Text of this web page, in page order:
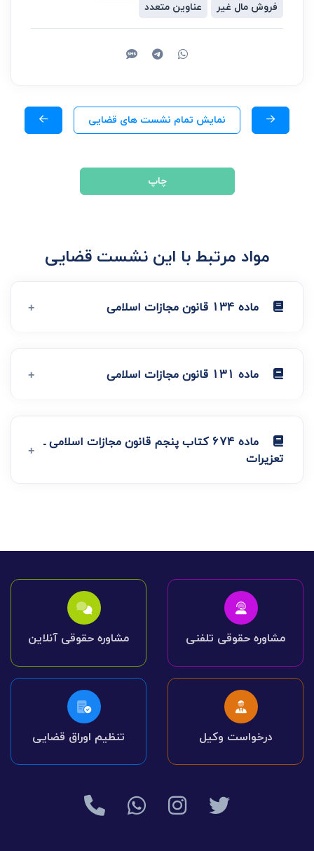
فروش مال غیر
عناوین متعدد
نمایش تمام نشست های قضایی
چاپ
مواد مرتبط با این نشست قضایی
ماده 134 قانون مجازات اسلامی
ماده 131 قانون مجازات اسلامی
ماده 674 کتاب پنجم قانون مجازات اسلامی ـ
تعزیرات
مشاوره حقوقی تلفنی مشاوره حقوقی آنلاین
درخواست وکیل تنظیم اوراق قضایی